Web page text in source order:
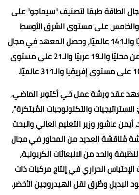
الطاقة طبقا لتصنيف "سيماجو" على
والخامس على مستوى الشرق الأوسط
والسادس عربيًا وإفريقيًا والـ141 عالميًا، وحصل المعهد في مجال
البيئة على المركز الثامن محليًا والـ19 عربيًا والـ21 على مستوى
عقد ورشة عمل في أكتوبر الماضي،
والتكنولوجيات المُبتكرة"،
أيمن عاشور وزير التعليم العالي والبحث
مُناقشة العديد من المحاور في مجال
والحد من الانبعاثات الكربونية،
الحراري في إنتاج مركبات ذات
البديل وطُرق نقل الهيدروجين الأخضر.